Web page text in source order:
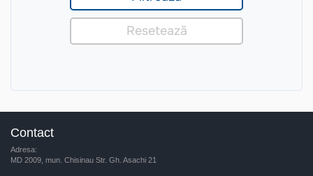
Contact
Adresa:
MD 2009, mun. Chisinau Str. Gh. Asachi 21